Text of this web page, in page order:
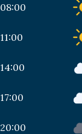
08:00
11:00
14:00
17:00
20:00